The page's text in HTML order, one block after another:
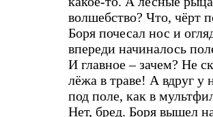
волшебство? Что, чёрт
Боря почесал нос и
впереди начиналось
И главное – зачем? Не
лёжа в траве! А вдруг у
под поле, как в
Нет, бред. Боря вышел